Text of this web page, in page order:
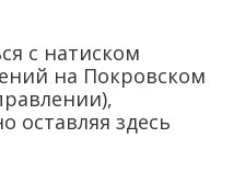
с натиском
на Покровском
оставляя здесь